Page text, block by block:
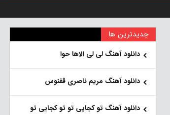
جدیدترین ها
دانلود آهنگ لی لی الاها حوا
دانلود آهنگ مریم ناصری ققنوس
دانلود آهنگ تو کجایی تو تو کجایی تو